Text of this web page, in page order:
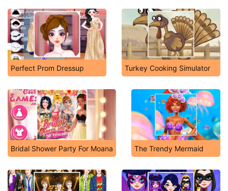
Perfect Prom Dressup Turkey Cooking Simulator
Bridal Shower Party For Moana The Trendy Mermaid